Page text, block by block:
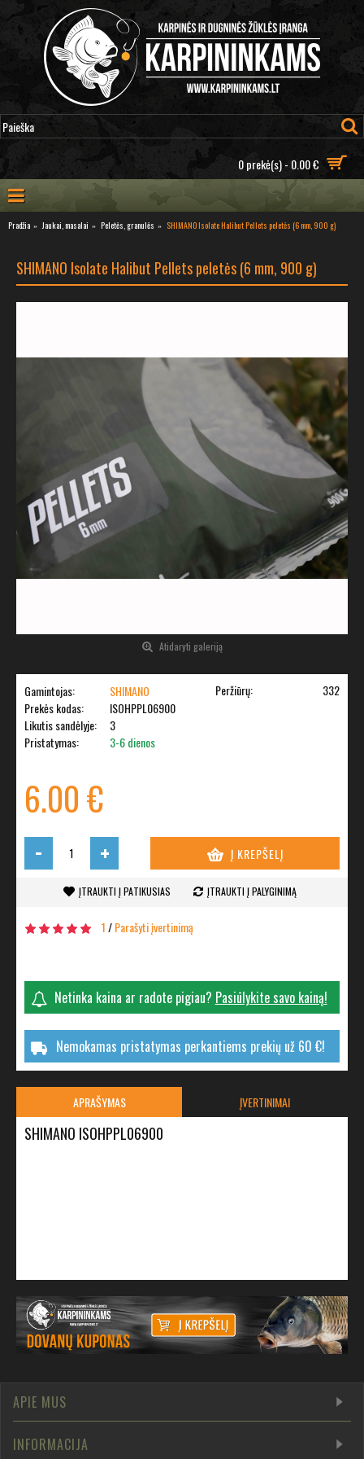
0 prekė(s) - 0.00 €
Pradžia Jaukai, masalai Peletės, granulės SHIMANO Isolate Halibut Pellets peletės (6 mm, 900 g)
SHIMANO Isolate Halibut Pellets peletės (6 mm, 900 g)
Atidaryti galeriją
Gamintojas:
SHIMANO
Prekės kodas:
ISOHPPL06900
Likutis sandėlyje:
3
Pristatymas:
3-6 dienos
Peržiūrų: 332
6.00 €
- + Į KREPŠELĮ
ĮTRAUKTI Į PATIKUSIAS ĮTRAUKTI Į PALYGINIMĄ
1/Parašyti įvertinimą
Netinka kaina ar radote pigiau? Pasiūlykite savo kainą!
Nemokamas pristatymas perkantiems prekių už 60 €!
APRAŠYMAS ĮVERTINIMAI
SHIMANO ISOHPPL06900
APIE MUS
INFORMACIJA